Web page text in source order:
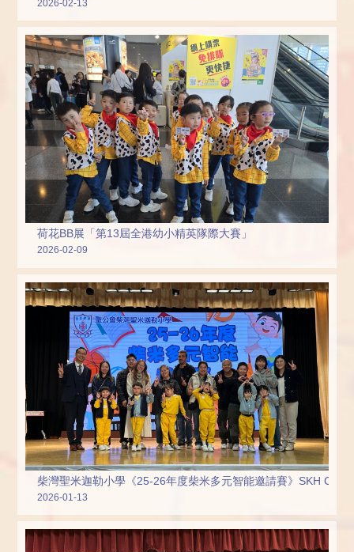
2026-02-13
荷花BB展「第13屆全港幼小精英隊際大賽」
2026-02-09
柴灣聖米迦勒小學《25-26年度柴米多元智能邀請賽》SKH
2026-01-13